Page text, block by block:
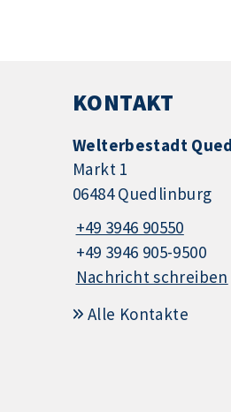
KONTAKT
Welterbestadt
Markt 1
06484 Quedlinburg
+49 3946 90550
+49 3946 905-9500
Nachricht schreiben
Alle Kontakte